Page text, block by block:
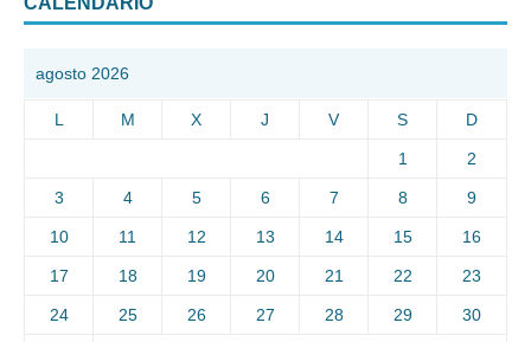
agosto 2026
L M X J V S D
1 2
3 4 5 6 7 8 9
10 11 12 13 14 15 16
17 18 19 20 21 22 23
24 25 26 27 28 29 30